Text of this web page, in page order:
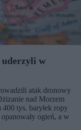
w
atak dronowy
nad Morzem
tys. baryłek ropy
ogień, a w